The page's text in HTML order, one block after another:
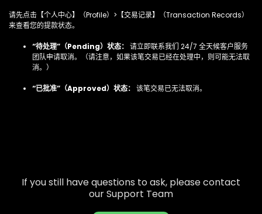
请先点击【个人中心】（Profile）>【交易记录】（Transaction Records）
来查看您的提款状态。
“待处理”（Pending）状态： 请立即联系我们 24/7 全天候客户服务
团队申请取消。（请注意，如果该笔交易已经在处理中，则可能无法取
消。）
“已批准”（Approved）状态： 该笔交易已无法取消。
If you still have questions to ask, please contact
our Support Team